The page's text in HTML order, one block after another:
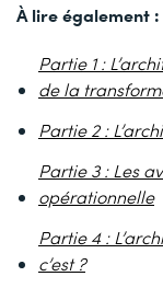
À lire également :
Partie 1 :
de la
Partie 2 :
Partie 3 : Les
opérationnelle
Partie 4 :
c’est ?